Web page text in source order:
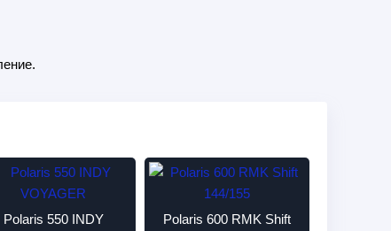
Polaris 550 INDY
Polaris 600 RMK Shift